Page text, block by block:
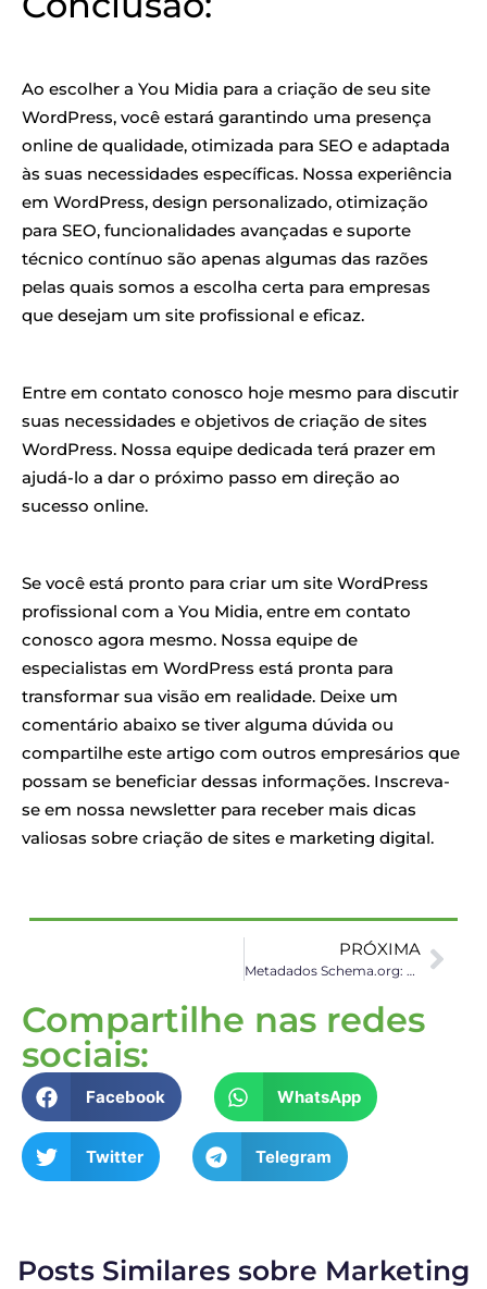
Ao escolher a You Midia para a criação de seu site
WordPress, você estará garantindo uma presença
online de qualidade, otimizada para SEO e adaptada
às suas necessidades específicas. Nossa experiência
em WordPress, design personalizado, otimização
para SEO, funcionalidades avançadas e suporte
técnico contínuo são apenas algumas das razões
pelas quais somos a escolha certa para empresas
que desejam um site profissional e eficaz.
Entre em contato conosco hoje mesmo para discutir
suas necessidades e objetivos de criação de sites
WordPress. Nossa equipe dedicada terá prazer em
ajudá-lo a dar o próximo passo em direção ao
sucesso online.
Se você está pronto para criar um site WordPress
profissional com a You Midia, entre em contato
conosco agora mesmo. Nossa equipe de
especialistas em WordPress está pronta para
transformar sua visão em realidade. Deixe um
comentário abaixo se tiver alguma dúvida ou
compartilhe este artigo com outros empresários que
possam se beneficiar dessas informações. Inscreva-
se em nossa newsletter para receber mais dicas
valiosas sobre criação de sites e marketing digital.
PRÓXIMA
Metadados Schema.org: Seu Aliado Invisível para SEO
Compartilhe nas redes
sociais:
Facebook WhatsApp
Twitter Telegram
Posts Similares sobre Marketing